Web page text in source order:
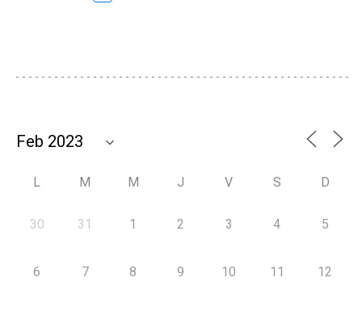
L M M J V S D
30 31 1 2 3 4 5
6 7 8 9 10 11 12